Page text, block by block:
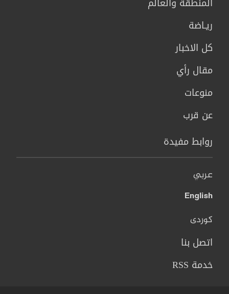
ريـاضة
كل الاخبار
مقال رأي
منوعات
عن قرب
روابط مفيدة
عربي
English
کوردی
اتصل بنا
خدمة RSS